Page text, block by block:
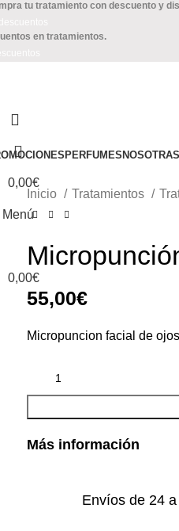
tu tratamiento con descuento y
en tratamientos.
0,00€
Menú
0,00€
PERFUMES NOSOTRAS
Inicio Tratamientos
55,00€
Micropuncion facial de
Más información
Envíos de 24